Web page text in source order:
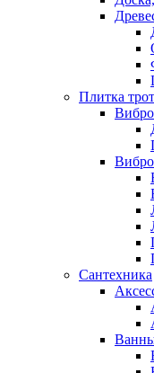
Плитка
Сантехника